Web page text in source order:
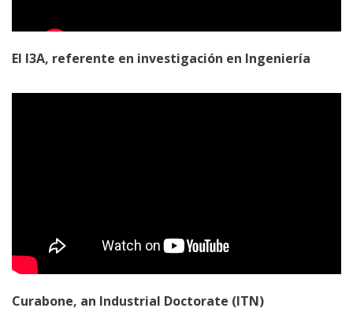
El I3A, referente en investigación en Ingeniería
Curabone, an Industrial Doctorate (ITN)